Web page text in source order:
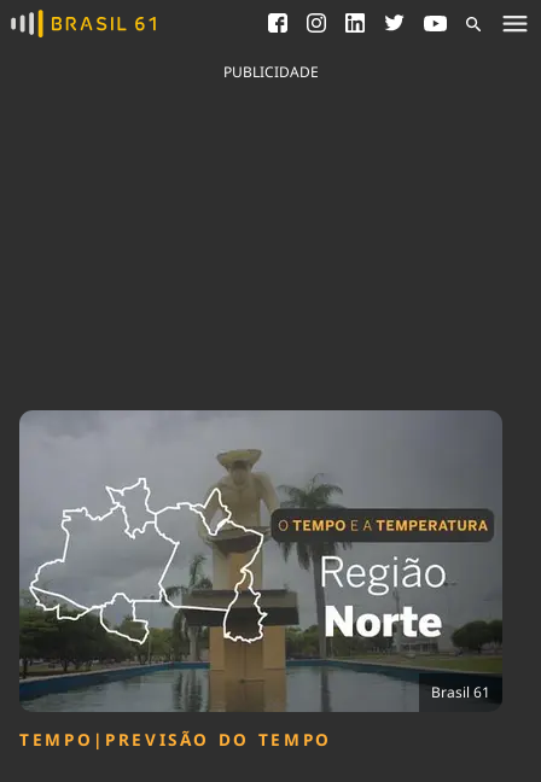
Ver todas as notícias
Saneamento
Indicadores
Brasil Mineral
Ciência &
Tecnologia
Cinema
Comportamento
Cultura
Economia
Educação
Infraestrutura
Internacional
Política
Saúde
Tempo
PUBLICIDADE
Brasil 61
TEMPO | PREVISÃO DO TEMPO